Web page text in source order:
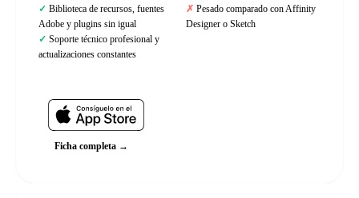
Biblioteca de recursos, fuentes
Adobe y plugins sin igual
Soporte técnico profesional y
actualizaciones constantes
Pesado comparado con Affinity
Designer o Sketch
Ficha completa →